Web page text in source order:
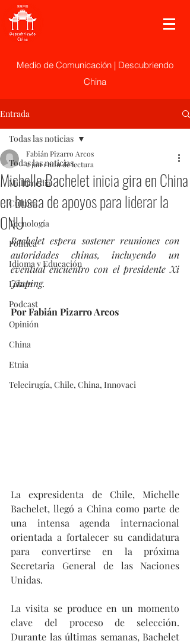
Medio de Comunicación | Descubriendo
China
Entrada
Todas las noticias
Multimedia
Cultura
Tecnología
Politica
Idioma y Educación
Latam
Podcast
Opinión
China
Etnia
Telecirugía, Chile, China, Innovaci
Todas las noticias
Michelle Bachelet inicia gira en China
en busca de apoyos para liderar la
ONU
Fabián Pizarro Arcos
2 jun1 min de lectura
Bachelet espera sostener reuniones con
autoridades chinas, incluyendo un
eventual encuentro con el presidente Xi
Jinping.
Por Fabián Pizarro Arcos
La expresidenta de Chile, Michelle
Bachelet, llegó a China como parte de
una intensa agenda internacional
orientada a fortalecer su candidatura
para convertirse en la próxima
Secretaria General de las Naciones
Unidas.
La visita se produce en un momento
clave del proceso de selección.
Durante las últimas semanas, Bachelet